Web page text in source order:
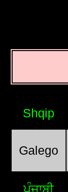
Shqip
Galego
ਪੰਜਾਬੀ